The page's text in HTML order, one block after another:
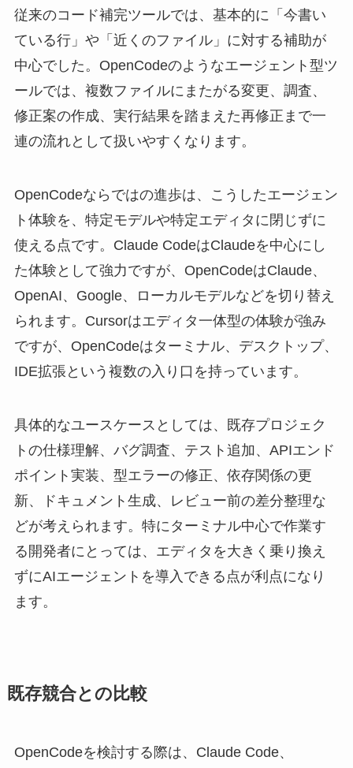
従来のコード補完ツールでは、基本的に「今書い
ている行」や「近くのファイル」に対する補助が
中心でした。OpenCodeのようなエージェント型ツ
ールでは、複数ファイルにまたがる変更、調査、
修正案の作成、実行結果を踏まえた再修正まで一
連の流れとして扱いやすくなります。
OpenCodeならではの進歩は、こうしたエージェン
ト体験を、特定モデルや特定エディタに閉じずに
使える点です。Claude CodeはClaudeを中心にし
た体験として強力ですが、OpenCodeはClaude、
OpenAI、Google、ローカルモデルなどを切り替え
られます。Cursorはエディタ一体型の体験が強み
ですが、OpenCodeはターミナル、デスクトップ、
IDE拡張という複数の入り口を持っています。
具体的なユースケースとしては、既存プロジェク
トの仕様理解、バグ調査、テスト追加、APIエンド
ポイント実装、型エラーの修正、依存関係の更
新、ドキュメント生成、レビュー前の差分整理な
どが考えられます。特にターミナル中心で作業す
る開発者にとっては、エディタを大きく乗り換え
ずにAIエージェントを導入できる点が利点になり
ます。
既存競合との比較
OpenCodeを検討する際は、Claude Code、